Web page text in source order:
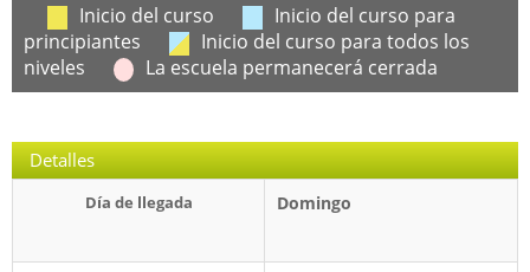
Inicio del curso
Inicio del curso para
principiantes
Inicio del curso para todos los
niveles
La escuela permanecerá cerrada
Detalles
Día de llegada Domingo